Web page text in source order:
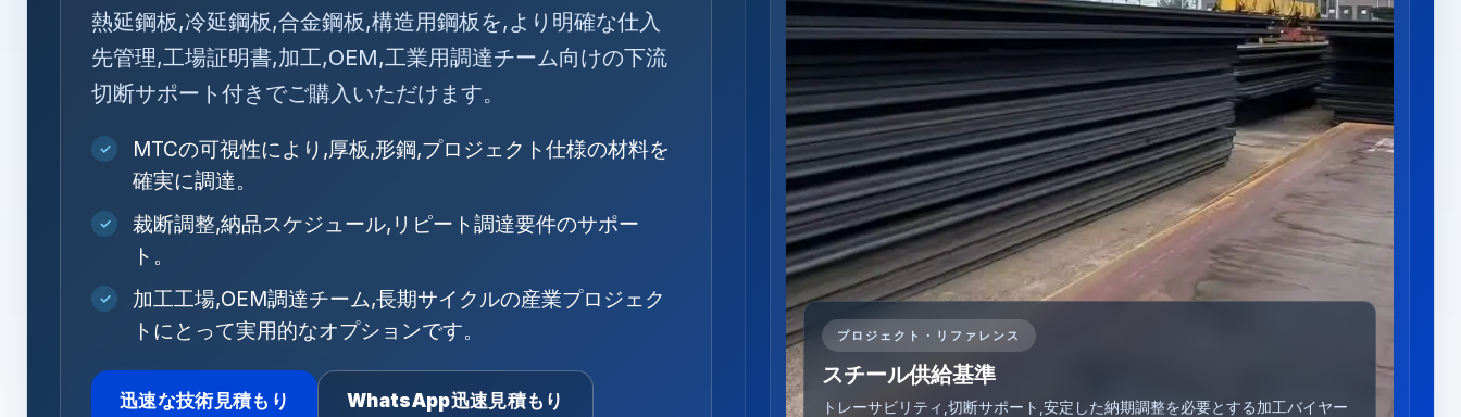
熱延鋼板,冷延鋼板,合金鋼板,構造用鋼板を,より明確な仕入
先管理,工場証明書,加工,OEM,工業用調達チーム向けの下流
切断サポート付きでご購入いただけます。
✓
MTCの可視性により,厚板,形鋼,プロジェクト仕様の材料を
確実に調達。
✓
裁断調整,納品スケジュール,リピート調達要件のサポー
ト。
✓
加工工場,OEM調達チーム,長期サイクルの産業プロジェク
トにとって実用的なオプションです。
迅速な技術見積もり WhatsApp迅速見積もり
プロジェクト・リファレンス
スチール供給基準
トレーサビリティ,切断サポート,安定した納期調整を必要とする加工バイヤー